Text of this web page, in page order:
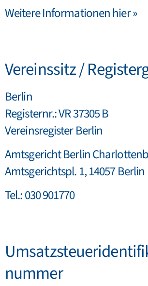
Weitere Informationen hier»
Vereinssitz /
Berlin
Registernr.: VR 37305 B
Vereinsregister Berlin
Amtsgericht Berlin
Amtsgerichtspl. 1, 14057 Berlin
Tel.: 030 901770
nummer